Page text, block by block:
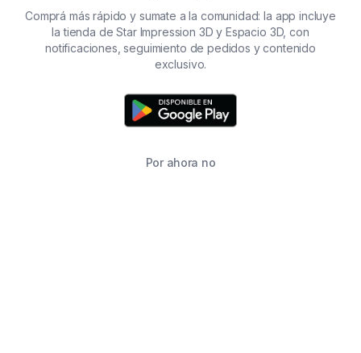
Comprá más rápido y sumate a la comunidad: la app incluye
la tienda de Star Impression 3D y Espacio 3D, con
notificaciones, seguimiento de pedidos y contenido
exclusivo.
Por ahora no